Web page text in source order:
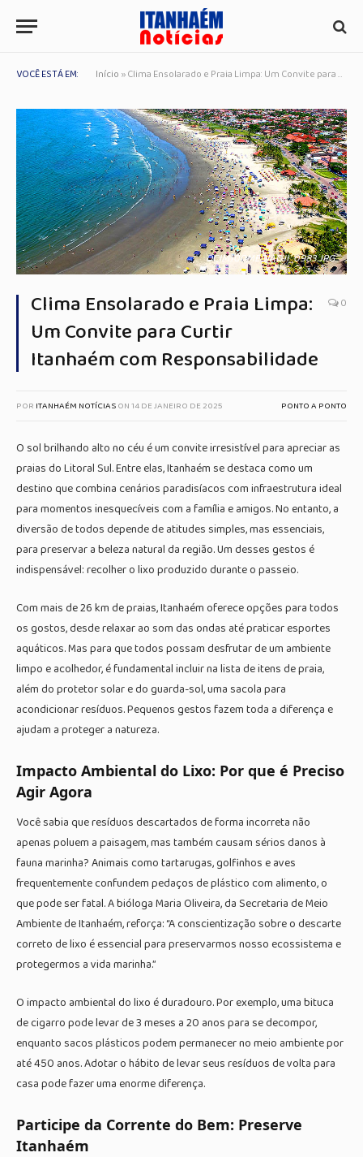
VOCÊ ESTÁ EM: Início »Clima Ensolarado e Praia Limpa: Um Convite para Curtir Itanhaém com Responsabilidade
DCIM100MEDIADJI_0983.JPG
Clima Ensolarado e Praia Limpa:
Um Convite para Curtir
Itanhaém com Responsabilidade
0
POR ITANHAÉM NOTÍCIASON14 DE JANEIRO DE 2025 PONTO A PONTO
O sol brilhando alto no céu é um convite irresistível para apreciar as
praias do Litoral Sul. Entre elas, Itanhaém se destaca como um
destino que combina cenários paradisíacos com infraestrutura ideal
para momentos inesquecíveis com a família e amigos. No entanto, a
diversão de todos depende de atitudes simples, mas essenciais,
para preservar a beleza natural da região. Um desses gestos é
indispensável: recolher o lixo produzido durante o passeio.
Com mais de 26 km de praias, Itanhaém oferece opções para todos
os gostos, desde relaxar ao som das ondas até praticar esportes
aquáticos. Mas para que todos possam desfrutar de um ambiente
limpo e acolhedor, é fundamental incluir na lista de itens de praia,
além do protetor solar e do guarda-sol, uma sacola para
acondicionar resíduos. Pequenos gestos fazem toda a diferença e
ajudam a proteger a natureza.
Impacto Ambiental do Lixo: Por que é Preciso
Agir Agora
Você sabia que resíduos descartados de forma incorreta não
apenas poluem a paisagem, mas também causam sérios danos à
fauna marinha? Animais como tartarugas, golfinhos e aves
frequentemente confundem pedaços de plástico com alimento, o
que pode ser fatal. A bióloga Maria Oliveira, da Secretaria de Meio
Ambiente de Itanhaém, reforça: “A conscientização sobre o descarte
correto de lixo é essencial para preservarmos nosso ecossistema e
protegermos a vida marinha.”
O impacto ambiental do lixo é duradouro. Por exemplo, uma bituca
de cigarro pode levar de 3 meses a 20 anos para se decompor,
enquanto sacos plásticos podem permanecer no meio ambiente por
até 450 anos. Adotar o hábito de levar seus resíduos de volta para
casa pode fazer uma enorme diferença.
Participe da Corrente do Bem: Preserve
Itanhaém